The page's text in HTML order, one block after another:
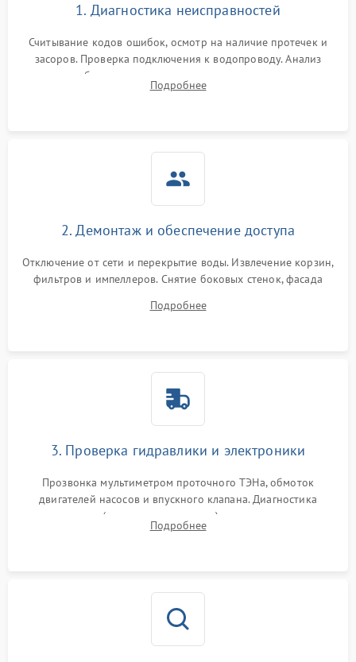
Проблемы с1. Диагностика неисправностей
Считывание кодов ошибок, осмотр на наличие протечек и
засоров. Проверка подключения к водопроводу. Анализ
жалоб на отсутствие слива, нагрева, вращения
разбрызгивателей или срабатывание системы защиты
Подробнее
2. Демонтаж и обеспечение доступа
Отключение от сети и перекрытие воды. Извлечение корзин,
фильтров и импеллеров. Снятие боковых стенок, фасада
циркуляционному насосу, ТЭНу и сливной помпе.
Подробнее
3. Проверка гидравлики и электроники
Прозвонка мультиметром проточного ТЭНа, обмоток
двигателей насосов и впускного клапана. Диагностика
прессостата (датчика уровня воды), датчика мутности,
концевика дверцы и электронного модуля управления.
Подробнее